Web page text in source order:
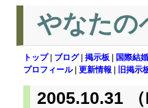
やなたの
トップ| ブログ| 掲示板 国際結婚
プロフィール| 更新情報 旧掲示
2005.10.31 （